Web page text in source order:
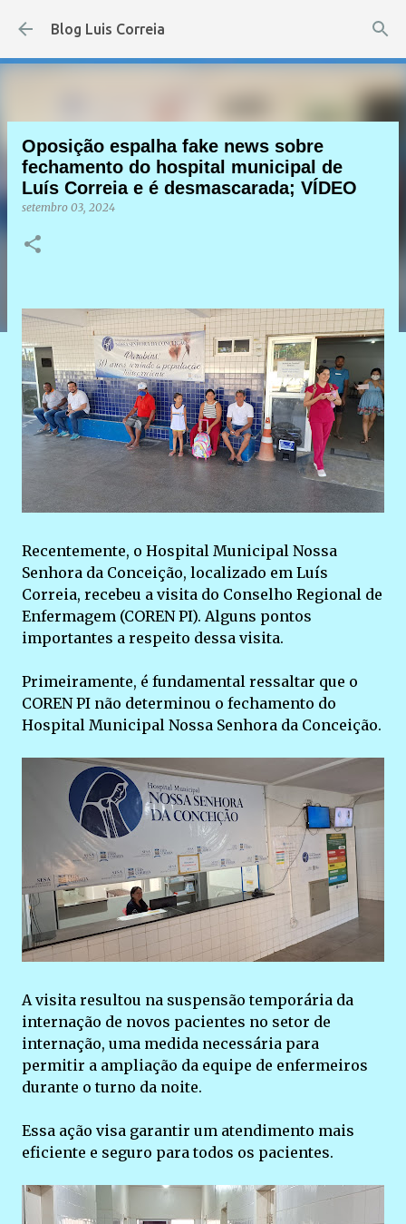
Pular para o conteúdo principal
Blog Luis Correia
Oposição espalha fake news sobre
fechamento do hospital municipal de
Luís Correia e é desmascarada; VÍDEO
setembro 03, 2024
Recentemente, o Hospital Municipal Nossa
Senhora da Conceição, localizado em Luís
Correia, recebeu a visita do Conselho Regional de
Enfermagem (COREN PI). Alguns pontos
importantes a respeito dessa visita.
Primeiramente, é fundamental ressaltar que o
COREN PI não determinou o fechamento do
Hospital Municipal Nossa Senhora da Conceição.
A visita resultou na suspensão temporária da
internação de novos pacientes no setor de
internação, uma medida necessária para
permitir a ampliação da equipe de enfermeiros
durante o turno da noite.
Essa ação visa garantir um atendimento mais
eficiente e seguro para todos os pacientes.